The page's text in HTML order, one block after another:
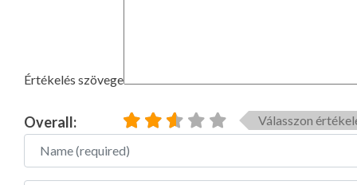
Értékelés szövege
Overall:
Válasszon
Name